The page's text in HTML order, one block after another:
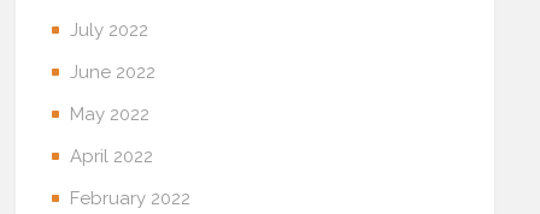
July 2022
June 2022
May 2022
April 2022
February 2022